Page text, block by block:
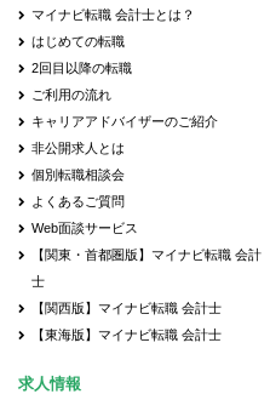
マイナビ転職 会計士とは？
はじめての転職
2回目以降の転職
ご利用の流れ
キャリアアドバイザーのご紹介
非公開求人とは
個別転職相談会
よくあるご質問
Web面談サービス
【関東・首都圏版】マイナビ転職 会計
士
【関西版】マイナビ転職 会計士
【東海版】マイナビ転職 会計士
求人情報